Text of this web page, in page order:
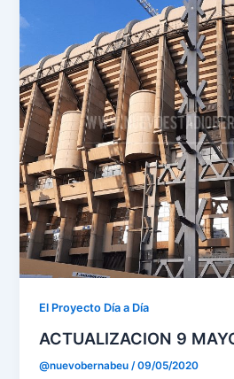
El Proyecto Día a Día
ACTUALIZACION 9
@nuevobernabeu/09/05/2020